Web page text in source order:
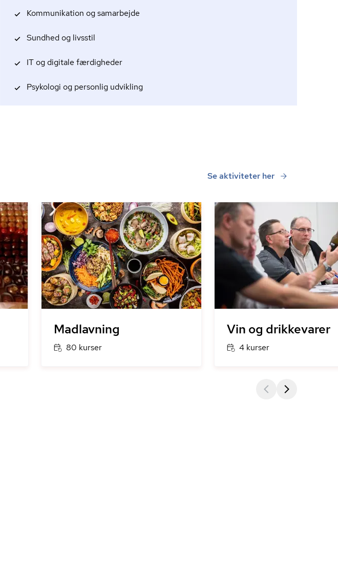
Kommunikation og samarbejde
Sundhed og livsstil
IT og digitale færdigheder
Psykologi og personlig udvikling
Se aktiviteter her
Madlavning
80 kurser
Vin og drikkevarer
4 kurser